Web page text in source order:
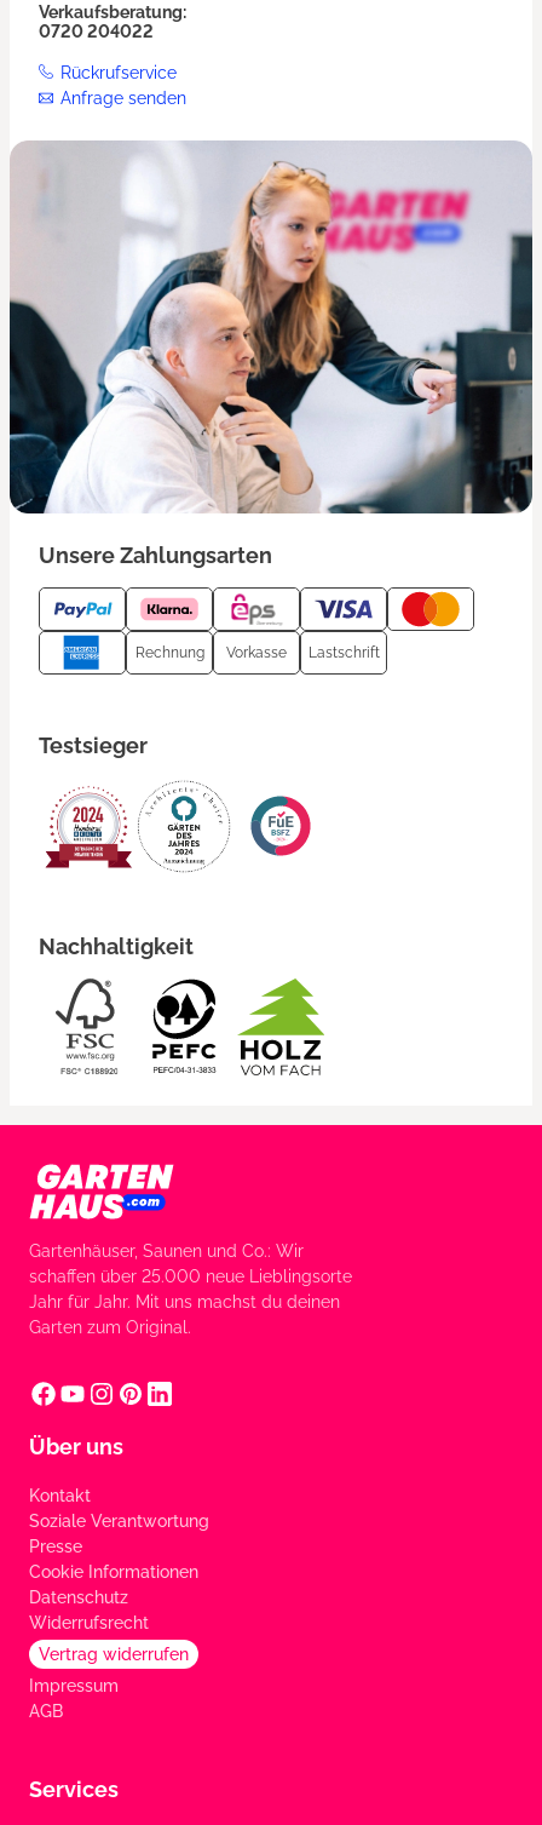
Verkaufsberatung:
0720 204022
Rückrufservice
Anfrage senden
Unsere Zahlungsarten
Rechnung Vorkasse Lastschrift
Testsieger
Nachhaltigkeit
Gartenhäuser, Saunen und Co.: Wir
schaffen über 25.000 neue Lieblingsorte
Jahr für Jahr. Mit uns machst du deinen
Garten zum Original.
Über uns
Kontakt
Soziale Verantwortung
Presse
Cookie Informationen
Datenschutz
Widerrufsrecht
Vertrag widerrufen
Impressum
AGB
Services